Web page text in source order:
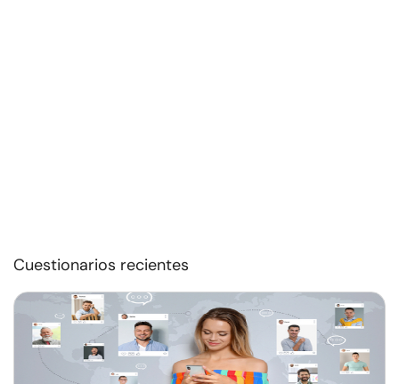
Cuestionarios recientes